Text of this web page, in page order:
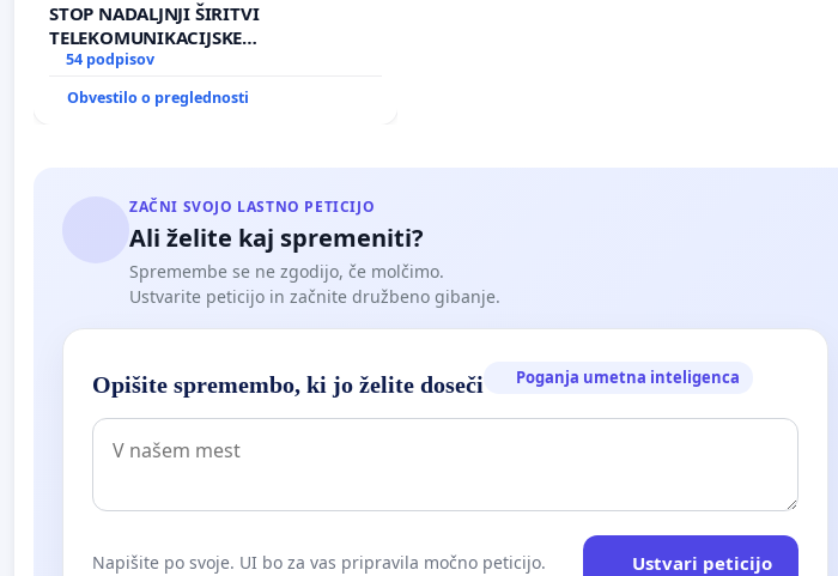
STOP NADALJNJI ŠIRITVI
TELEKOMUNIKACIJSKE
INFRASTRUKTURE IN DODATNIH
ANTEN V GRADIŠČAKU
54 podpisov
Obvestilo o preglednosti
ZAČNI SVOJO LASTNO PETICIJO
Ali želite kaj spremeniti?
Spremembe se ne zgodijo, če molčimo.
Ustvarite peticijo in začnite družbeno gibanje.
Opišite spremembo, ki jo želite doseči Poganja umetna inteligenca
Napišite po svoje. UI bo za vas pripravila močno peticijo. Ustvari peticijo